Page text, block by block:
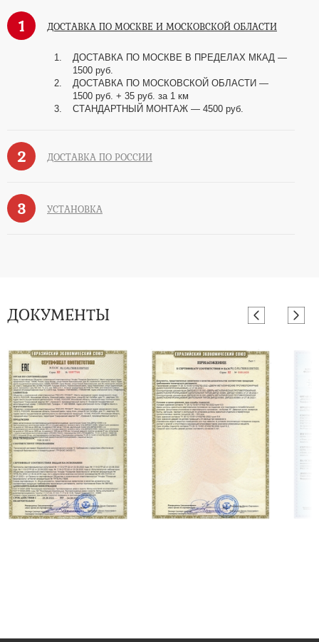
1 ДОСТАВКА ПО МОСКВЕ И МОСКОВСКОЙ ОБЛАСТИ
ДОСТАВКА ПО МОСКВЕ В ПРЕДЕЛАХ МКАД —
1500 руб.
ДОСТАВКА ПО МОСКОВСКОЙ ОБЛАСТИ —
1500 руб. + 35 руб. за 1 км
СТАНДАРТНЫЙ МОНТАЖ — 4500 руб.
2 ДОСТАВКА ПО РОССИИ
3 УСТАНОВКА
ДОКУМЕНТЫ